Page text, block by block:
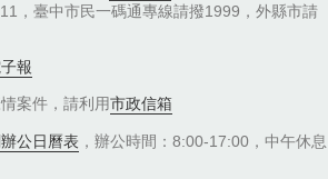
，臺中市民一碼通專線請撥1999，外縣市請
報
案件，請利用市政信箱
公日曆表 ，辦公時間：8:00-17:00，中午休息